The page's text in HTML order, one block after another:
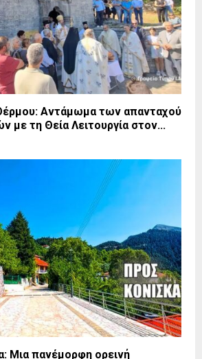
Αντάμωμα των απανταχού
με τη Θεία Λειτουργία στον...
Μια πανέμορφη ορεινή